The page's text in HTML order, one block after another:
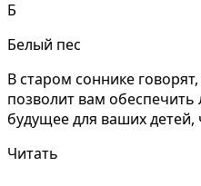
Б
Белый пес
В старом соннике
позволит вам
будущее для ваших
Читать